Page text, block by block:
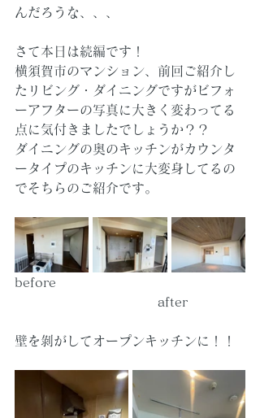
んだろうな、、、
さて本日は続編です！
横須賀市のマンション、前回ご紹介し
たリビング・ダイニングですがビフォ
ーアフターの写真に大きく変わってる
点に気付きましたでしょうか？？
ダイニングの奥のキッチンがカウンタ
ータイプのキッチンに大変身してるの
でそちらのご紹介です。
before
after
壁を剝がしてオープンキッチンに！！